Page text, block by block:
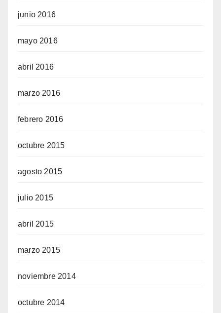
junio 2016
mayo 2016
abril 2016
marzo 2016
febrero 2016
octubre 2015
agosto 2015
julio 2015
abril 2015
marzo 2015
noviembre 2014
octubre 2014